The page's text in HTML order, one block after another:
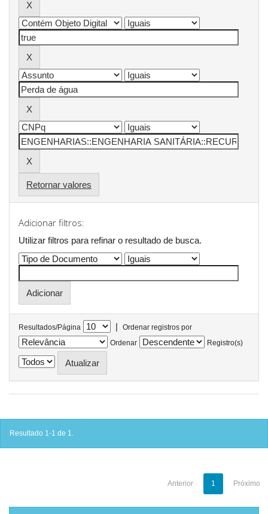
Retornar valores
Adicionar filtros:
Utilizar filtros para refinar o resultado de busca.
Resultados/Página |
Ordenar registros por
Ordenar
Registro(s)
Resultado 1-1 de 1.
Anterior 1 Próximo